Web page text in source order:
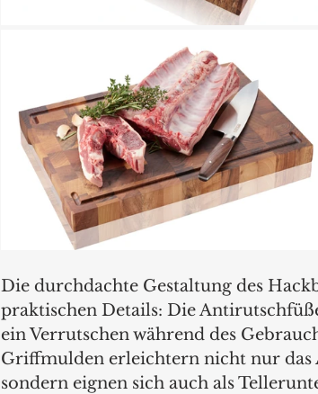
Die durchdachte Gestaltung des
praktischen Details: Die
ein Verrutschen während des
Griffmulden erleichtern nicht nur das
sondern eignen sich auch als